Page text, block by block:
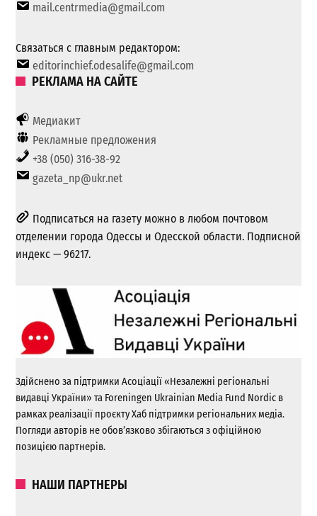
mail.centrmedia@gmail.com
Связаться с главным редактором:
editorinchief.odesalife@gmail.com
РЕКЛАМА НА САЙТЕ
Медиакит
Рекламные предложения
+38 (050) 316-38-92
gazeta_np@ukr.net
Подписаться на газету можно в любом почтовом
отделении города Одессы и Одесской области. Подписной
индекс — 96217.
Здійснено за підтримки Асоціації «Незалежні регіональні
видавці України» та Foreningen Ukrainian Media Fund Nordic в
рамках реалізації проєкту Хаб підтримки регіональних медіа.
Погляди авторів не обов’язково збігаються з офіційною
позицією партнерів.
НАШИ ПАРТНЕРЫ